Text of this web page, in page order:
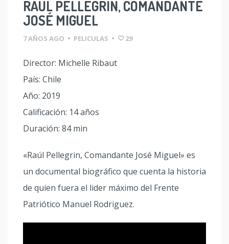
RAÚL PELLEGRIN, COMANDANTE
JOSÉ MIGUEL
7 AÑOS AGO • PELICULAS • 29
Director: Michelle Ribaut
País: Chile
Año: 2019
Calificación: 14 años
Duración: 84 min
«Raúl Pellegrin, Comandante José Miguel» es
un documental biográfico que cuenta la historia
de quien fuera el lider máximo del Frente
Patriótico Manuel Rodriguez.